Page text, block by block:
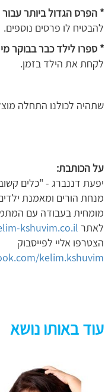
* הפרס הגדול ביותר
להבטיח לו פרסים נוספים.
* ספרו לילד כבר בבוקר
לקחת את הילד בזמן.
שתהיה לכולנו התחלה
על הכותבת:
יפעת דננברג - "כלים
מנחת הורים ומאמנת
מומחית בעבודה עם
לאתר kshuvim.co.il
הצטרפו אליי לפייסבוק
kelim.kshuvim
עוד באותו נושא